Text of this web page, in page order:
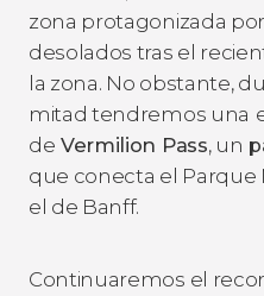
zona protagonizada
desolados tras el
la zona. No obstante,
mitad tendremos una
de Vermilion Pass, un
que conecta el Parque
el de Banff.
Continuaremos el